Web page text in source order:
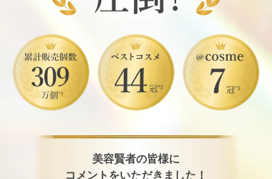
美容賢者の皆様に
コメントをいただきました！